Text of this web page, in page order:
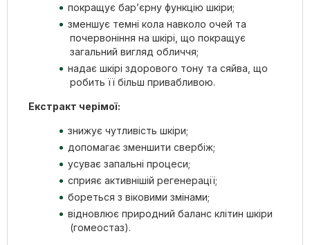
покращує бар’єрну функцію шкіри;
зменшує темні кола навколо очей та
почервоніння на шкірі, що покращує
загальний вигляд обличчя;
надає шкірі здорового тону та сяйва, що
робить її більш привабливою.
Екстракт черімої:
знижує чутливість шкіри;
допомагає зменшити свербіж;
усуває запальні процеси;
сприяє активнішій регенерації;
бореться з віковими змінами;
відновлює природний баланс клітин шкіри
(гомеостаз).